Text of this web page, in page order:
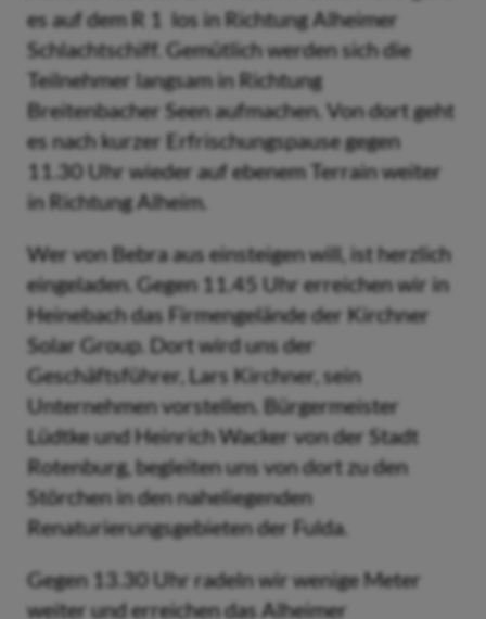
es auf dem R 1 los in Richtung Alheimer
Schlachtschiff. Gemütlich werden sich die
Teilnehmer langsam in Richtung
Breitenbacher Seen aufmachen. Von dort geht
es nach kurzer Erfrischungspause gegen
11.30 Uhr wieder auf ebenem Terrain weiter
in Richtung Alheim.
Wer von Bebra aus einsteigen will, ist herzlich
eingeladen. Gegen 11.45 Uhr erreichen wir in
Heinebach das Firmengelände der Kirchner
Solar Group. Dort wird uns der
Geschäftsführer, Lars Kirchner, sein
Unternehmen vorstellen. Bürgermeister
Lüdtke und Heinrich Wacker von der Stadt
Rotenburg, begleiten uns von dort zu den
Störchen in den naheliegenden
Renaturierungsgebieten der Fulda.
Gegen 13.30 Uhr radeln wir wenige Meter
weiter und erreichen das Alheimer